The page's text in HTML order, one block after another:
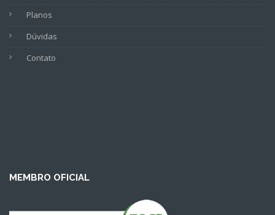
Planos
Dúvidas
Contato
MEMBRO OFICIAL